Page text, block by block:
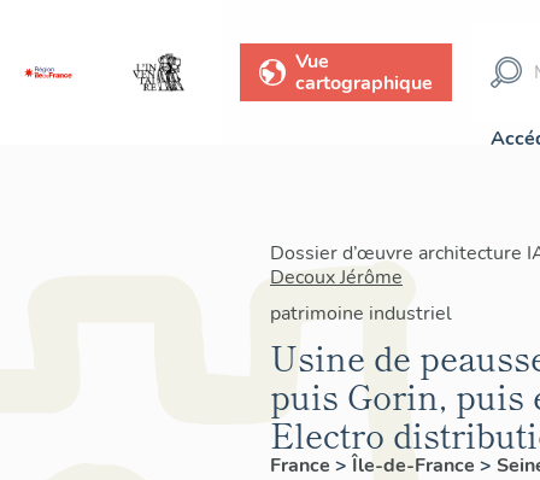
Vue
cartographique
Dossier d’œuvre architecture
Decoux Jérôme
patrimoine industriel
Usine de
puis Gorin, puis
Electro
France > Île-de-France >